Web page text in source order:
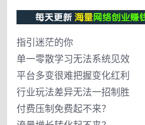
指引迷茫的你
单一零散学习无法系统见效
平台多变很难把握变化红利
行业玩法差异无法一招制胜
付费压制免费起不来？